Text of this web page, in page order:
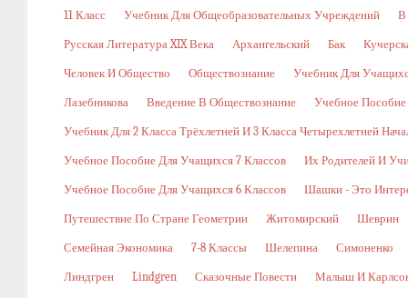
11 Класс Учебник Для Общеобразовательных Учреждений В
Русская Литература XIX Века Архангельский Бак
Человек И Общество Обществознание Учебник Для
Лазебникова Введение В Обществознание Учебное
Учебник Для 2 Класса Трёхлетней И 3 Класса Четырехлетней
Учебное Пособие Для Учащихся 7 Классов Их Родителей И
Учебное Пособие Для Учащихся 6 Классов Шашки - Это
Путешествие По Стране Геометрии Житомирский Шеврин
Семейная Экономика 7-8 Классы Шелепина Симоненко
Линдгрен Lindgren Сказочные Повести Малыш И